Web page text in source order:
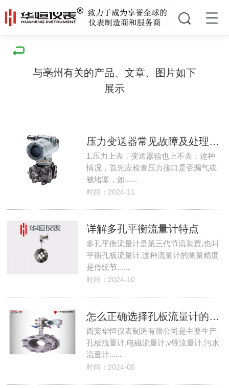
与亳州有关的产品、文章、图片如下
展示
压力变送器常见故障及处理方法
1.压力上去，变送器输也上不去：这种
情况，首先应检查压力接口是否漏气或
被堵塞，如......
时间：2024-11
详解多孔平衡流量计特点
多孔平衡流量计是第三代节流装置,也叫
平衡孔板流量计.这种流量计的测量精度
是传统节......
时间：2024-10
怎么正确选择孔板流量计的取压方式
西安华恒仪表制造有限公司是主要生产
孔板流量计,电磁流量计,v锥流量计,污水
流量计......
时间：2024-05